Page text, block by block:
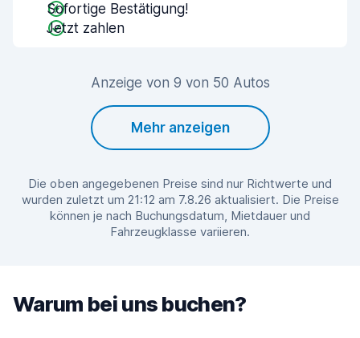
Sofortige Bestätigung!
Jetzt zahlen
Anzeige von 9 von 50 Autos
Mehr anzeigen
Die oben angegebenen Preise sind nur Richtwerte und
wurden zuletzt um 21:12 am 7.8.26 aktualisiert. Die Preise
können je nach Buchungsdatum, Mietdauer und
Fahrzeugklasse variieren.
Warum bei uns buchen?